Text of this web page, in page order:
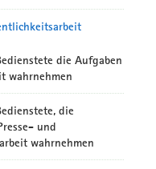
die Aufgaben
wahrnehmen
die
und
wahrnehmen